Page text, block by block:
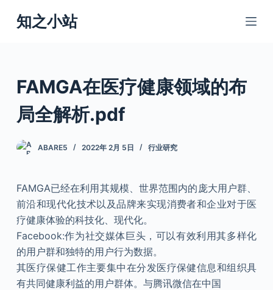
跳
过
知之小站
FAMGA在医疗健康领域的布
局全解析.pdf
ABARE5 2022年 2月 5日 行业研究
FAMGA已经在利用其规模、世界范围内的庞大用户群、
前沿和现代化技术以及品牌来实现消费者和企业对于医
疗健康体验的科技化、现代化。
Facebook:作为社交媒体巨头，可以有效利用其多样化
的用户群和独特的用户行为数据。
其医疗保健工作主要集中在分发医疗保健信息和组织具
有共同健康利益的用户群体。与腾讯微信在中国